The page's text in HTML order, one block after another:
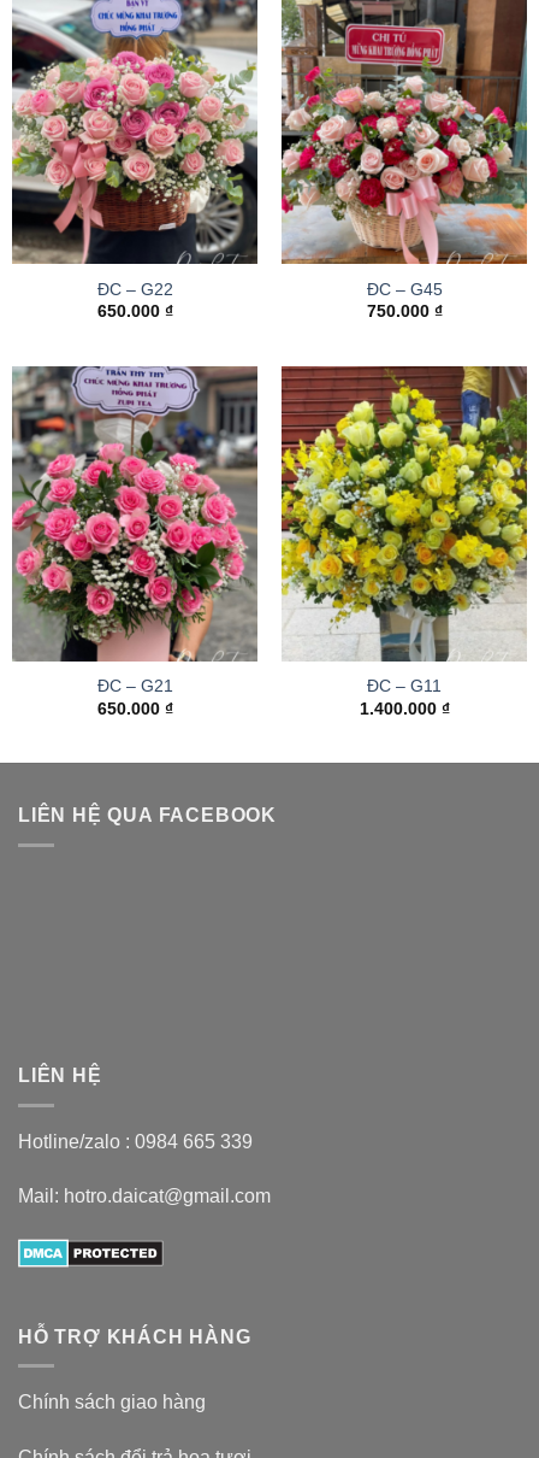
ĐC – G22
650.000 ₫
ĐC – G45
750.000 ₫
ĐC – G21
650.000 ₫
ĐC – G11
1.400.000 ₫
LIÊN HỆ QUA FACEBOOK
LIÊN HỆ
Hotline/zalo : 0984 665 339
Mail: hotro.daicat@gmail.com
HỖ TRỢ KHÁCH HÀNG
Chính sách giao hàng